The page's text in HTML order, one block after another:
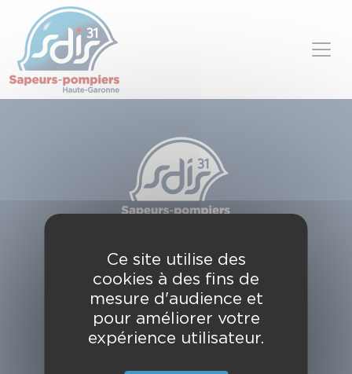
49, chemin de l'Armurié
C.S. 80123
31772 COLOMIERS CEDEX
Contactez-nous
Panneau de gestion des cookies
Ce site utilise des
cookies à des fins de
mesure d'audience et
pour améliorer votre
expérience utilisateur.